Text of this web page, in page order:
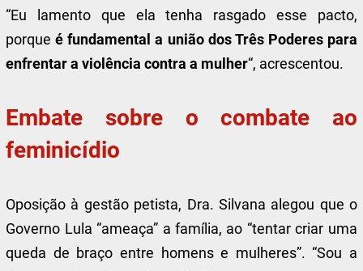
“Eu lamento que ela tenha rasgado esse pacto,
porqueé fundamental a união dos Três Poderes para
enfrentar a violência contra a mulher“, acrescentou.
Embate sobre o combate ao
feminicídio
Oposição à gestão petista, Dra. Silvana alegou que o
Governo Lula “ameaça” a família, ao “tentar criar uma
queda de braço entre homens e mulheres”. “Sou a